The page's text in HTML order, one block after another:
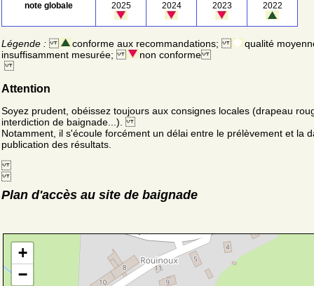
note globale 2025 2024 2023 2022
Légende : conforme aux recommandations;
qualité
insuffisamment mesurée;
non conforme
Attention
Soyez prudent, obéissez toujours aux consignes locales (drapeau
interdiction de baignade...).
Notamment, il s'écoule forcément un délai entre le prélèvement et la
publication des résultats.
Plan d'accès au site de baignade
+
−